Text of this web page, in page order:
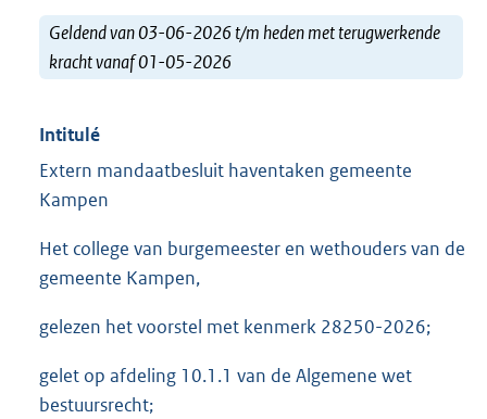
Geldend van 03-06-2026 t/m heden met terugwerkende
kracht vanaf 01-05-2026
Intitulé
Extern mandaatbesluit haventaken gemeente
Kampen
Het college van burgemeester en wethouders van de
gemeente Kampen,
gelezen het voorstel met kenmerk 28250-2026;
gelet op afdeling 10.1.1 van de Algemene wet
bestuursrecht;